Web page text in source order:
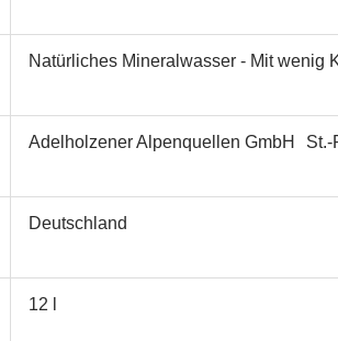
Natürliches Mineralwasser - Mit wenig
Adelholzener Alpenquellen GmbH
Deutschland
12 l